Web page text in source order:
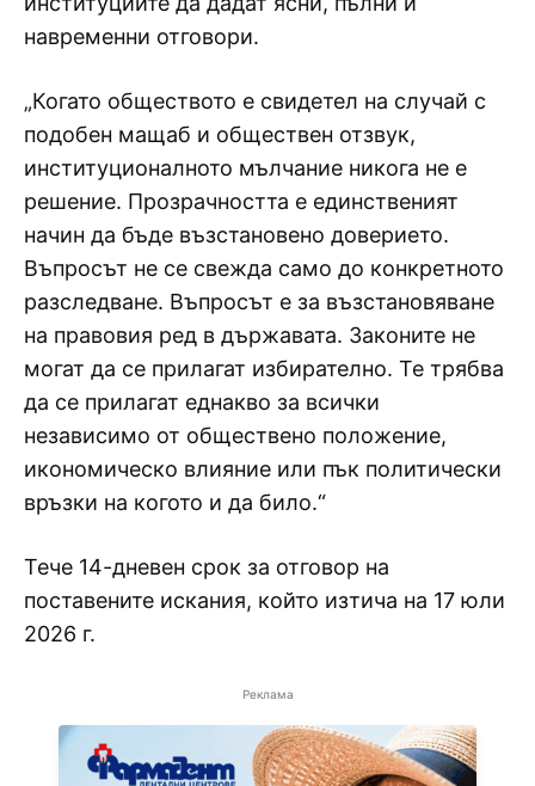
навременни отговори.
„Когато обществото е свидетел на случай с
подобен мащаб и обществен отзвук,
институционалното мълчание никога не е
решение. Прозрачността е единственият
начин да бъде възстановено доверието.
Въпросът не се свежда само до конкретното
разследване. Въпросът е за възстановяване
на правовия ред в държавата. Законите не
могат да се прилагат избирателно. Те трябва
да се прилагат еднакво за всички
независимо от обществено положение,
икономическо влияние или пък политически
връзки на когото и да било.“
Тече 14-дневен срок за отговор на
поставените искания, който изтича на 17 юли
2026 г.
Реклама